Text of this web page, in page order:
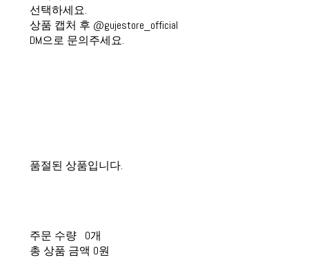
선택하세요.
상품 캡처 후 @gujestore_official
DM으로 문의주세요.
품절된 상품입니다.
주문 수량
0개
총 상품 금액 0원